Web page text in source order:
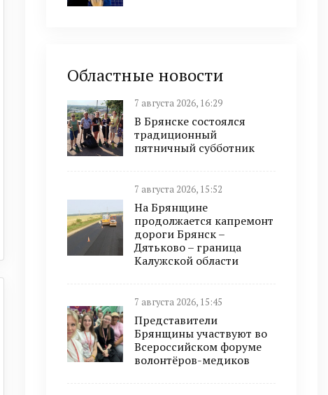
Областные новости
7 августа 2026, 16:29
В Брянске состоялся
традиционный
пятничный субботник
7 августа 2026, 15:52
На Брянщине
продолжается капремонт
дороги Брянск –
Дятьково – граница
Калужской области
7 августа 2026, 15:45
Представители
Брянщины участвуют во
Всероссийском форуме
волонтёров-медиков